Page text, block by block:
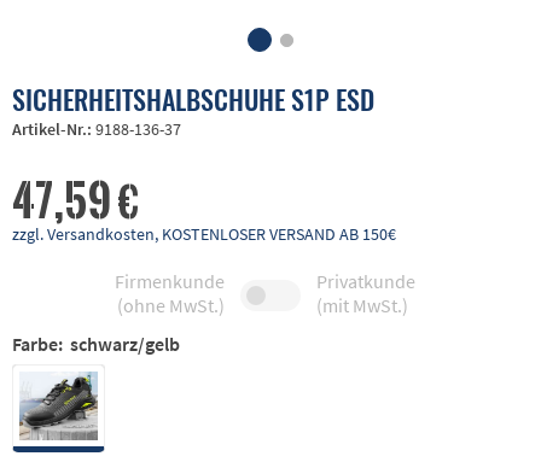
SICHERHEITSHALBSCHUHE S1P ESD
Artikel-Nr.: 9188-136-37
47,59 €
zzgl. Versandkosten, KOSTENLOSER VERSAND AB 150€
Firmenkunde
(ohne MwSt.)
Privatkunde
(mit MwSt.)
Farbe: schwarz/gelb